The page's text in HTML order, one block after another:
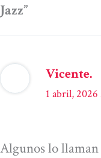
Jazz”
Vicente.
1 abril, 2026
Algunos lo